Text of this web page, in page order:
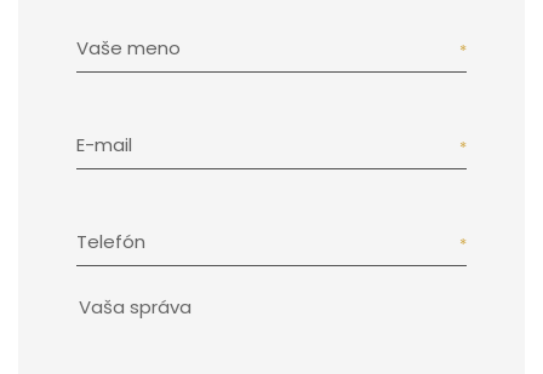
Vaše meno
E-mail
Telefón